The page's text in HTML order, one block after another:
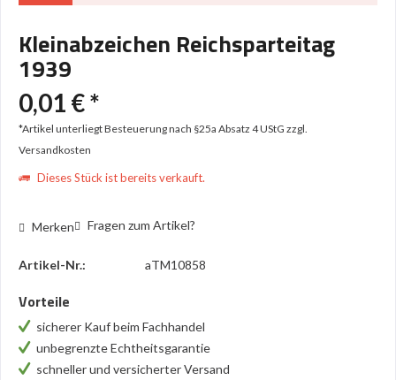
Kleinabzeichen Reichsparteitag
1939
0,01 € *
*Artikel unterliegt Besteuerung nach §25a Absatz 4 UStG zzgl.
Versandkosten
Dieses Stück ist bereits verkauft.
Merken Fragen zum Artikel?
Artikel-Nr.: aTM10858
Vorteile
sicherer Kauf beim Fachhandel
unbegrenzte Echtheitsgarantie
schneller und versicherter Versand